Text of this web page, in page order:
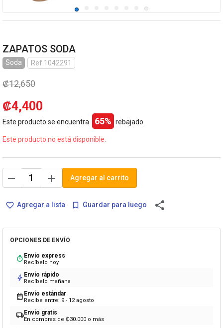
ZAPATOS SODA
Soda Ref.1042291
₡12,650
₡4,400
Este producto se encuentra 65% rebajado.
Este producto no está disponible.
remove add Agregar al carrito
favorite_border Agregar a lista bookmark_border Guardar para luego share
OPCIONES DE ENVÍO
timer Envío express
Recíbelo hoy
bolt Envío rápido
Recíbelo mañana
calendar_month Envío estándar
Recibe entre: 9 - 12 agosto
local_shippingEnvío gratis
En compras de ₡30.000 o más